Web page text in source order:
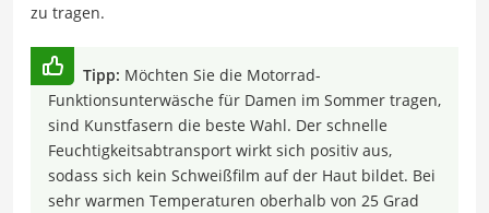
zu tragen.
Tipp: Möchten Sie die Motorrad-
Funktionsunterwäsche für Damen im Sommer tragen,
sind Kunstfasern die beste Wahl. Der schnelle
Feuchtigkeitsabtransport wirkt sich positiv aus,
sodass sich kein Schweißfilm auf der Haut bildet. Bei
sehr warmen Temperaturen oberhalb von 25 Grad